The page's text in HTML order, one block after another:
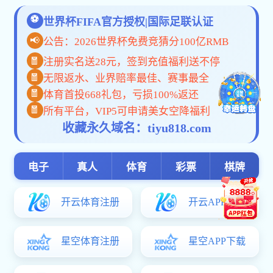
首页 > 教育基金会 > 信息公开
教育基金会
基金会介绍
基金会章程
政策法规